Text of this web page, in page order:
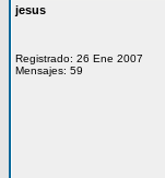
jesus
Registrado: 26 Ene 2007
Mensajes: 59